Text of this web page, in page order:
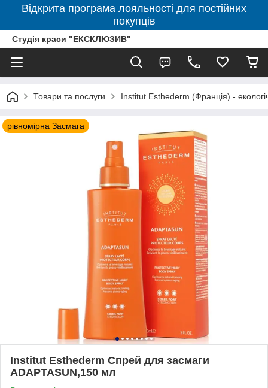
Відкрита програма лояльності для постійних
покупців
Студія краси "ЕКСКЛЮЗИВ"
Товари та послуги Institut Esthederm (Франція) -
рівномірна Засмага
Institut Esthederm Спрей для засмаги
ADAPTASUN,150 мл